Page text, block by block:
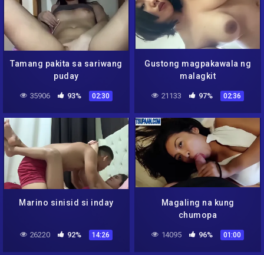
Tamang pakita sa sariwang
puday
35906 93% 02:30
Gustong magpakawala ng
malagkit
21133 97% 02:36
Marino sinisid si inday
26220 92% 14:26
Magaling na kung
chumopa
14095 96% 01:00